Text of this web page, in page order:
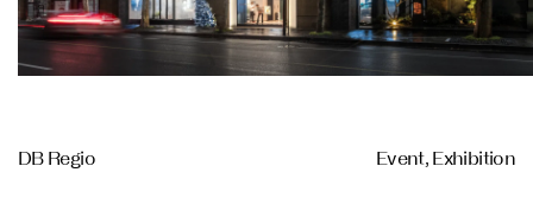
DB Regio Event, Exhibition